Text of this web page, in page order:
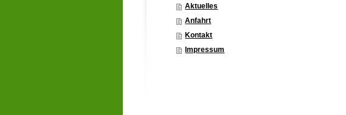
Aktuelles
Anfahrt
Kontakt
Impressum